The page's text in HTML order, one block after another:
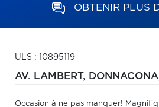
OBTENIR PLUS
ULS : 10895119
AV. LAMBERT,
Occasion à ne pas manquer!